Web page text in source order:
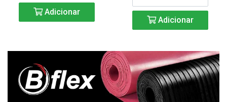
Adicionar
Adicionar